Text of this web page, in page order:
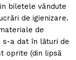
biletele vândute
de igienizare.
de
s-a dat în lături de
oprite (din lipsă